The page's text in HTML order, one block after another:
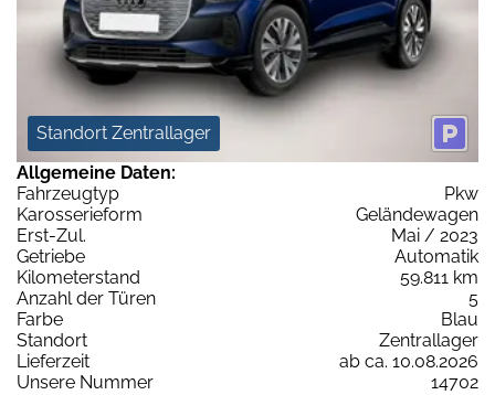
Standort Zentrallager
Allgemeine Daten:
Fahrzeugtyp
Pkw
Karosserieform
Geländewagen
Erst-Zul.
Mai / 2023
Getriebe
Automatik
Kilometerstand
59.811 km
Anzahl der Türen
5
Farbe
Blau
Standort
Zentrallager
Lieferzeit
ab ca. 10.08.2026
Unsere Nummer
14702